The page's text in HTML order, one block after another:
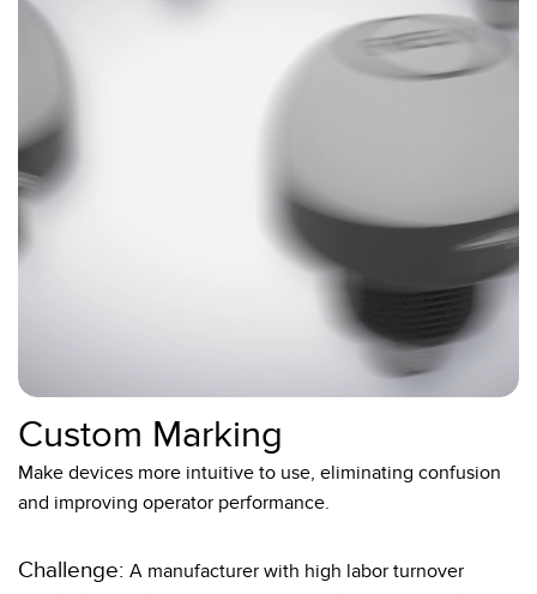
Custom Marking
Make devices more intuitive to use, eliminating confusion
and improving operator performance.
Challenge: A manufacturer with high labor turnover